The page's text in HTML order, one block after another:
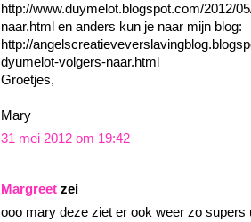
http://www.duymelot.blogspot.com/2012/
naar.html en anders kun je naar mijn blog:
http://
dyumelot-volgers-naar.html
Groetjes,
Mary
31 mei 2012 om 19:42
Margreet zei
ooo mary deze ziet er ook weer zo supers